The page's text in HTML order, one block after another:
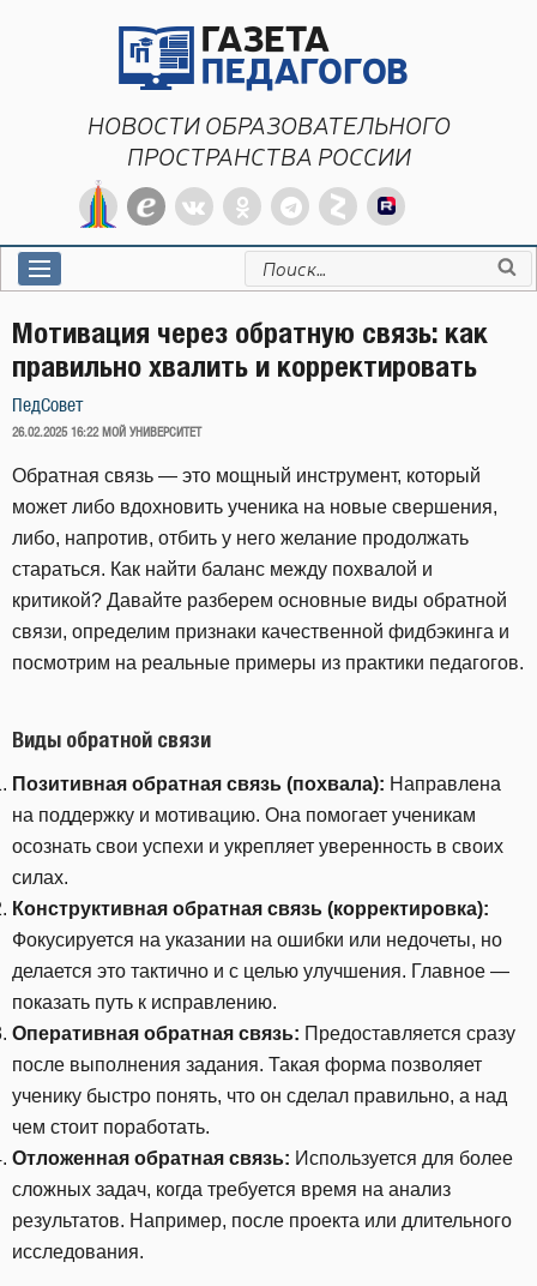
НОВОСТИ ОБРАЗОВАТЕЛЬНОГО
ПРОСТРАНСТВА РОССИИ
Искать:
Мотивация через обратную связь: как
правильно хвалить и корректировать
ПедСовет
ОПУБЛИКОВАНО
26.02.2025 16:22 МОЙ УНИВЕРСИТЕТ
Обратная связь — это мощный инструмент, который
может либо вдохновить ученика на новые свершения,
либо, напротив, отбить у него желание продолжать
стараться. Как найти баланс между похвалой и
критикой? Давайте разберем основные виды обратной
связи, определим признаки качественной фидбэкинга и
посмотрим на реальные примеры из практики педагогов.
Виды обратной связи
Позитивная обратная связь (похвала): Направлена
на поддержку и мотивацию. Она помогает ученикам
осознать свои успехи и укрепляет уверенность в своих
силах.
Конструктивная обратная связь (корректировка):
Фокусируется на указании на ошибки или недочеты, но
делается это тактично и с целью улучшения. Главное —
показать путь к исправлению.
Оперативная обратная связь: Предоставляется сразу
после выполнения задания. Такая форма позволяет
ученику быстро понять, что он сделал правильно, а над
чем стоит поработать.
Отложенная обратная связь: Используется для более
сложных задач, когда требуется время на анализ
результатов. Например, после проекта или длительного
исследования.